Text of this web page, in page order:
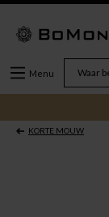
Menu
KORTE MOUW